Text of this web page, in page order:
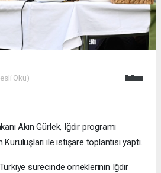
Oku)
Akın Gürlek, Iğdır programı
ile istişare toplantısı yaptı.
sürecinde örneklerinin Iğdır